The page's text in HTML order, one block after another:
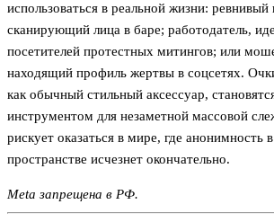
использоваться в реальной жизни: ревнивый
сканирующий лица в баре; работодатель,
посетителей протестных митингов; или
находящий профиль жертвы в соцсетях.
как обычный стильный аксессуар,
инструментом для незаметной массовой
рискует оказаться в мире, где анонимность
пространстве исчезнет окончательно.
Meta запрещена в РФ.